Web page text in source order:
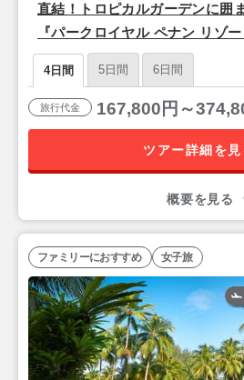
直結！トロピカルガーデンに囲
『パークロイヤル ペナン リゾ
4日間 5日間 6日間
旅行代金 167,800円～
ツアー詳細を見
概要を見る
ファミリーにおすすめ 女子旅